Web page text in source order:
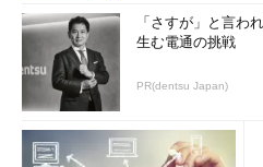
「さすが」と言わ
生む電通の挑戦
PR(dentsu Japan)